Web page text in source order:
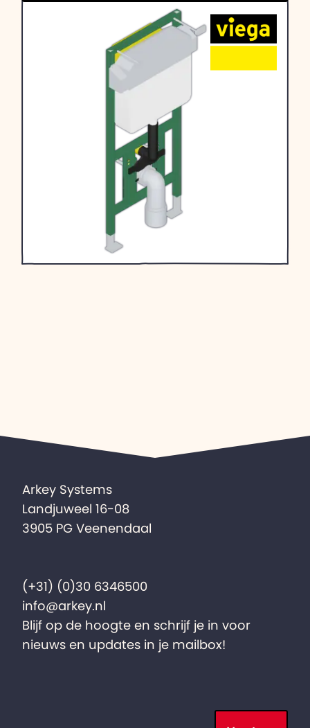
Arkey Systems
Landjuweel 16-08
3905 PG Veenendaal
(+31) (0)30 6346500
info@arkey.nl
Blijf op de hoogte en schrijf je in voor
nieuws en updates in je mailbox!